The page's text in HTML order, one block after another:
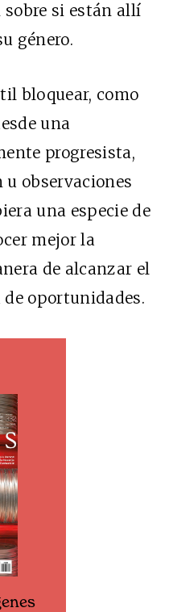
si están allí
género.
bloquear, como
una
progresista,
observaciones
una especie de
mejor la
de alcanzar el
oportunidades.